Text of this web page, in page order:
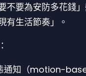
不要為安防多花錢
有生活節奏」。
通知（motion-